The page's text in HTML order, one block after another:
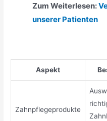
Zum Weiterlesen:
unserer Patienten
Aspekt
Zahnpflegeprodukte